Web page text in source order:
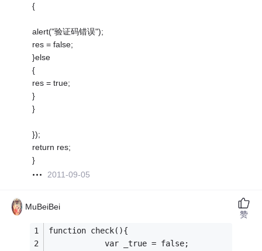
{
alert("验证码错误");
res = false;
}else
{
res = true;
}
}
});
return res;
}
2011-09-05
MuBeiBei
function check(){
			var _true = false;
赞